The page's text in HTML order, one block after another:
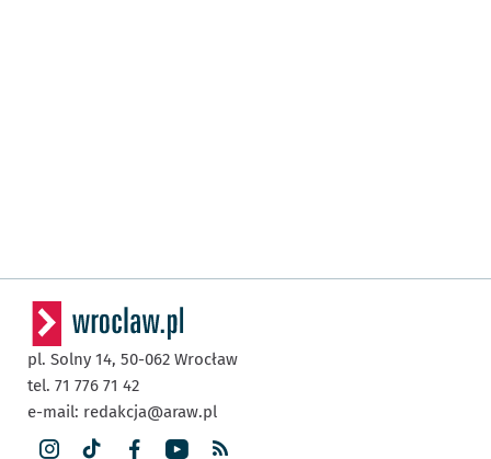
pl. Solny 14, 50-062 Wrocław
tel. 71 776 71 42
e-mail: redakcja@araw.pl